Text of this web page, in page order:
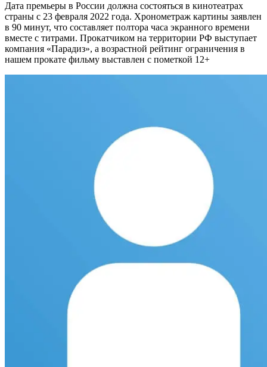
Дата премьеры в России должна состояться в кинотеатрах
страны с 23 февраля 2022 года. Хронометраж картины заявлен
в 90 минут, что составляет полтора часа экранного времени
вместе с титрами. Прокатчиком на территории РФ выступает
компания «Парадиз», а возрастной рейтинг ограничения в
нашем прокате фильму выставлен с пометкой 12+